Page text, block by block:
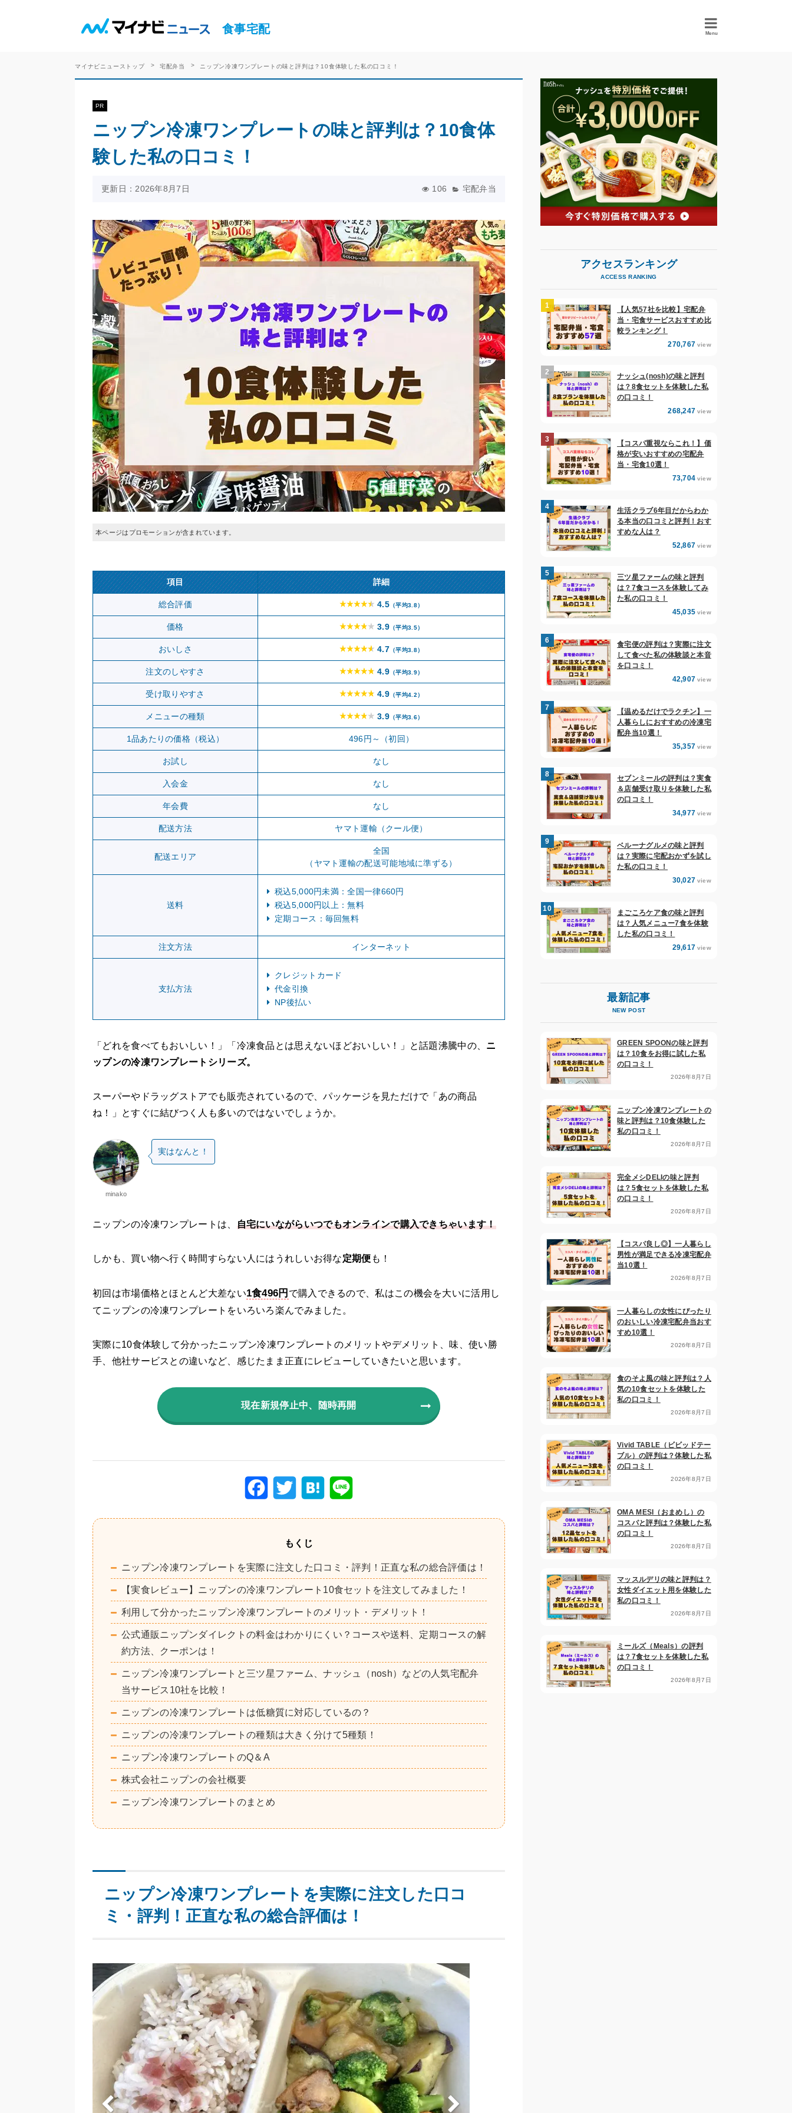
食事宅配 Menu
マイナビニューストップ 宅配弁当 ニップン冷凍ワンプレートの味と評判は？10食体験した私の口コミ！
PR
本ページはプロモーションが含まれています。
ニップン冷凍ワンプレートの味と評判は？10食体
験した私の口コミ！
更新日：2026年8月7日 106 宅配弁当
項目 詳細
総合評価 4.5 （平均3.8）
価格 3.9 （平均3.5）
おいしさ 4.7 （平均3.8）
注文のしやすさ 4.9 （平均3.9）
受け取りやすさ 4.9 （平均4.2）
メニューの種類 3.9 （平均3.6）
1品あたりの価格（税込） 496円～（初回）
お試し なし
入会金 なし
年会費 なし
配送方法 ヤマト運輸（クール便）
配送エリア
全国
（ヤマト運輸の配送可能地域に準ずる）
送料
税込5,000円未満：全国一律660円
税込5,000円以上：無料
定期コース：毎回無料
注文方法 インターネット
支払方法
クレジットカード
代金引換
NP後払い
「どれを食べてもおいしい！」「冷凍食品とは思えないほどおいしい！」と話題沸騰中の、 ニ
ップンの冷凍ワンプレートシリーズ。
スーパーやドラッグストアでも販売されているので、パッケージを見ただけで「あの商品
ね！」とすぐに結びつく人も多いのではないでしょうか。
minako
実はなんと！
ニップンの冷凍ワンプレートは、 自宅にいながらいつでもオンラインで購入できちゃいます！
しかも、買い物へ行く時間すらない人にはうれしいお得な定期便 も！
初回は市場価格とほとんど大差ない1食496円 で購入できるので、私はこの機会を大いに活用し
てニップンの冷凍ワンプレートをいろいろ楽んでみました。
実際に10食体験して分かったニップン冷凍ワンプレートのメリットやデメリット、味、使い勝
手、他社サービスとの違いなど、感じたまま正直にレビューしていきたいと思います。
現在新規停止中、随時再開
F
e
b
o
o
k
T
tt
er
H
a
もくじ
ニップン冷凍ワンプレートを実際に注文した口コミ・評判！正直な私の総合評価は！
【実食レビュー】ニップンの冷凍ワンプレート10食セットを注文してみました！
利用して分かったニップン冷凍ワンプレートのメリット・デメリット！
公式通販ニップンダイレクトの料金はわかりにくい？コースや送料、定期コースの解
約方法、クーポンは！
ニップン冷凍ワンプレートと三ツ星ファーム、ナッシュ（nosh）などの人気宅配弁
当サービス10社を比較！
ニップンの冷凍ワンプレートは低糖質に対応しているの？
ニップンの冷凍ワンプレートの種類は大きく分けて5種類！
ニップン冷凍ワンプレートのQ＆A
株式会社ニップンの会社概要
ニップン冷凍ワンプレートのまとめ
ニップン冷凍ワンプレートを実際に注文した口コ
ミ・評判！正直な私の総合評価は！
アクセスランキング
ACCESS RANKING
【人気57社を比較】宅配弁
当・宅食サービスおすすめ比
較ランキング！
270,767 view
ナッシュ(nosh)の味と評判
は？8食セットを体験した私
の口コミ！
268,247 view
【コスパ重視ならこれ！】価
格が安いおすすめの宅配弁
当・宅食10選！
73,704 view
生活クラブ6年目だからわか
る本当の口コミと評判！おす
すめな人は？
52,867 view
三ツ星ファームの味と評判
は？7食コースを体験してみ
た私の口コミ！
45,035 view
食宅便の評判は？実際に注文
して食べた私の体験談と本音
を口コミ！
42,907 view
【温めるだけでラクチン】一
人暮らしにおすすめの冷凍宅
配弁当10選！
35,357 view
セブンミールの評判は？実食
＆店舗受け取りを体験した私
の口コミ！
34,977 view
ベルーナグルメの味と評判
は？実際に宅配おかずを試し
た私の口コミ！
30,027 view
まごころケア食の味と評判
は？人気メニュー7食を体験
した私の口コミ！
29,617 view
最新記事
NEW POST
GREEN SPOONの味と評判
は？10食をお得に試した私
の口コミ！
2026年8月7日
ニップン冷凍ワンプレートの
味と評判は？10食体験した
私の口コミ！
2026年8月7日
完全メシDELIの味と評判
は？5食セットを体験した私
の口コミ！
2026年8月7日
【コスパ良し◎】一人暮らし
男性が満足できる冷凍宅配弁
当10選！
2026年8月7日
一人暮らしの女性にぴったり
のおいしい冷凍宅配弁当おす
すめ10選！
2026年8月7日
食のそよ風の味と評判は？人
気の10食セットを体験した
私の口コミ！
2026年8月7日
Vivid TABLE（ビビッドテー
ブル）の評判は？体験した私
の口コミ！
2026年8月7日
OMA MESI（おまめし）の
コスパと評判は？体験した私
の口コミ！
2026年8月7日
マッスルデリの味と評判は？
女性ダイエット用を体験した
私の口コミ！
2026年8月7日
ミールズ（Meals）の評判
は？7食セットを体験した私
の口コミ！
2026年8月7日